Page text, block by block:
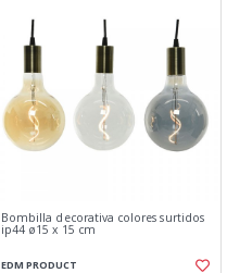
Bombilla decorativa colores surtidos
ip44 ø15 x 15 cm
EDM PRODUCT